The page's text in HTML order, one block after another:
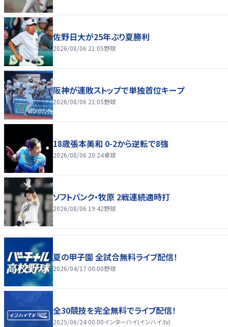
佐野日大が25年ぶり夏勝利
2026/08/06 21:05野球
阪神が連敗ストップで単独首位キープ
2026/08/06 21:05野球
18歳張本美和 0-2から逆転で8強
2026/08/06 20:24卓球
ソフトバンク・牧原 2戦連続適時打
2026/08/06 19:42野球
夏の甲子園 全試合無料ライブ配信！
2026/04/17 00:00野球
全30競技を完全無料でライブ配信！
2025/06/24 00:00インターハイ(インハイ.tv)